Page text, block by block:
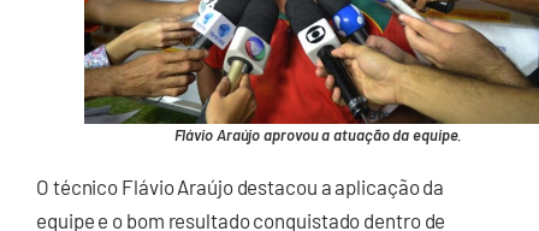
Flávio Araújo aprovou a atuação da equipe.
O técnico Flávio Araújo destacou a aplicação da
equipe e o bom resultado conquistado dentro de